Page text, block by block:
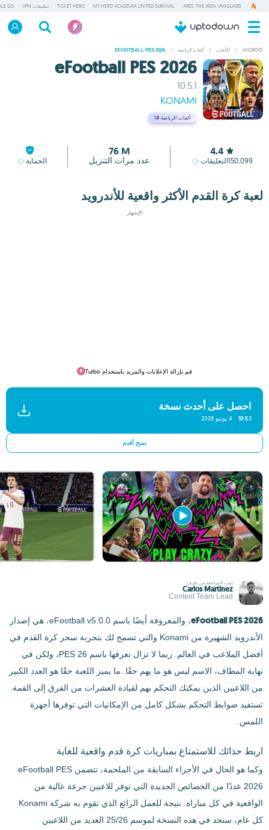
ARES: THE IRON VANGUARD
MY HERO ACADEMIA UNITED SURVIVAL
TICKET HERO تطبيقات VPN GD
ANDROID
/ الألعاب / ألعاب الرياضة /
EFOOTBALL PES 2026
eFootball PES 2026
10.5.1
KONAMI
ألعاب الرياضة #1
4.4
150,099التعليقات
76 M
عدد مرات التنزيل الحماية
لعبة كرة القدم الأكثر واقعية للأندرويد
الإشهار
قم بإزالة الإعلانات والمزيد باستخدام Turbo
احصل على أحدث نسخة
10.5.1 4 يونيو 2026
نسخ أقدم
تمت المراجعة من طرف
Carlos Martínez
Content Team Lead
eFootball PES 2026
، والمعروفة أيضًا باسم eFootball v5.0.0، هي إصدار
الأندرويد الشهيرة من Konami والتي تسمح لك بتجربة سحر كرة القدم في
أفضل الملاعب في العالم. ربما لا تزال تعرفها باسم PES 26، ولكن في
نهاية المطاف، الاسم ليس هو ما يهم حقًا. ما يميز اللعبة حقًا هو العدد الكبير
من اللاعبين الذين يمكنك التحكم بهم لقيادة العشرات من الفرق إلى القمة.
تستفيد ضوابط التحكم بشكل كامل من الإمكانيات التي توفرها أجهزة
اللمس.
اربط حذائك للاستمتاع بمباريات كرة قدم واقعية للغاية
وكما هو الحال في الأجزاء السابقة من الملحمة، تتضمن eFootball PES
2026 عددًا من الخصائص الجديدة التي توفر للاعبين جرعة عالية من
الواقعية في كل مباراة. نتيجة للعمل الرائع الذي تقوم به شركة Konami
كل عام، ستجد في هذه النسخة لموسم 25/26 العديد من اللاعبين